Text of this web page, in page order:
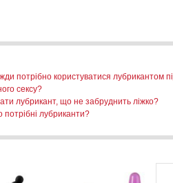
потрібно користуватися лубрикантом
сексу?
лубрикант, що не забруднить ліжко?
потрібні лубриканти?